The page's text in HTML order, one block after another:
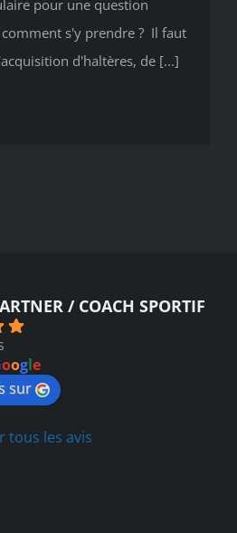
pour une question
s'y prendre ? Il faut
d'haltères, de [...]
/ COACH SPORTIF
oogle
sur
tous les avis